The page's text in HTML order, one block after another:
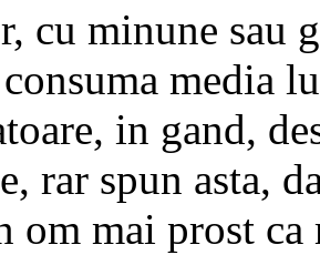
cu minune sau
media
in gand,
rar spun asta,
om mai prost ca